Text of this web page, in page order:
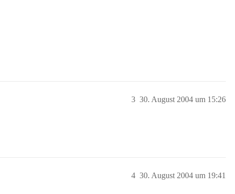
30. August 2004 um 15:26
3
30. August 2004 um 19:41
4